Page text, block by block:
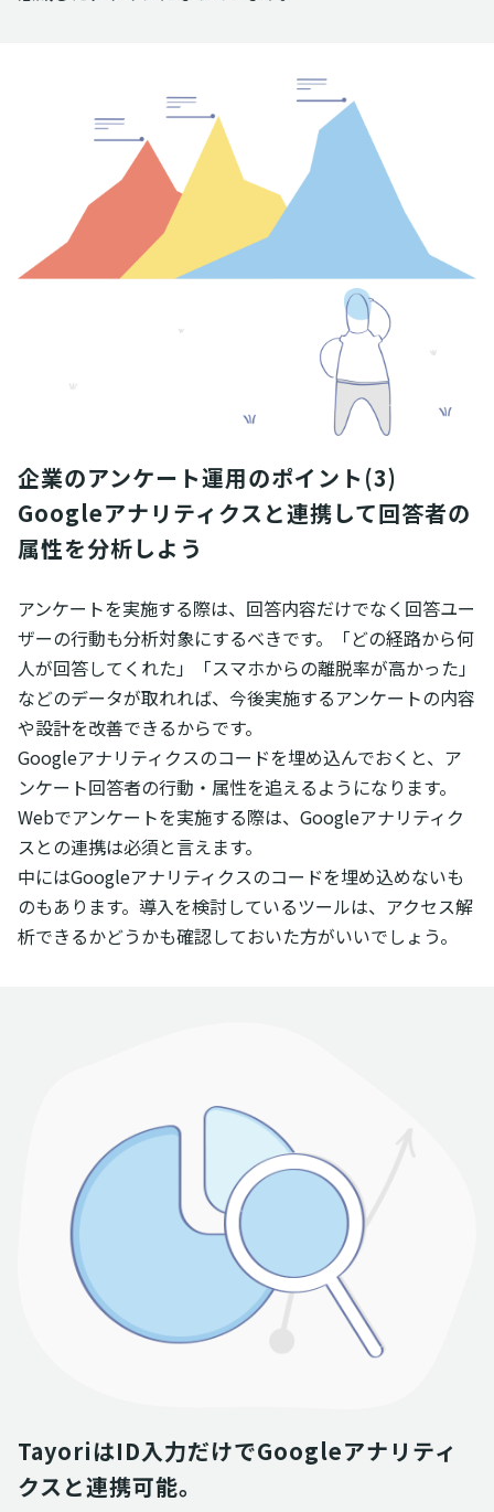
企業のアンケート運用のポイント(3)
Googleアナリティクスと連携して回答者の
属性を分析しよう
アンケートを実施する際は、回答内容だけでなく回答ユー
ザーの行動も分析対象にするべきです。「どの経路から何
人が回答してくれた」「スマホからの離脱率が高かった」
などのデータが取れれば、今後実施するアンケートの内容
や設計を改善できるからです。
Googleアナリティクスのコードを埋め込んでおくと、ア
ンケート回答者の行動・属性を追えるようになります。
Webでアンケートを実施する際は、Googleアナリティク
スとの連携は必須と言えます。
中にはGoogleアナリティクスのコードを埋め込めないも
のもあります。導入を検討しているツールは、アクセス解
析できるかどうかも確認しておいた方がいいでしょう。
TayoriはID入力だけでGoogleアナリティ
クスと連携可能。